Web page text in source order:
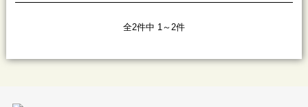
全2件中 1～2件